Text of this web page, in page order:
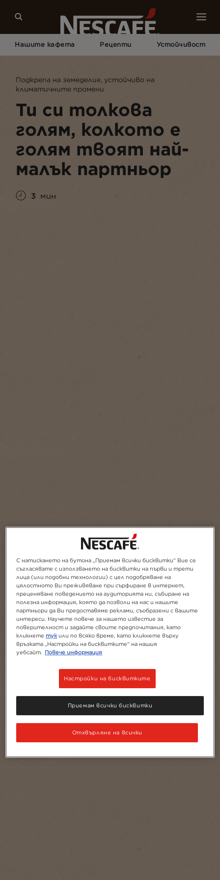
Нашите кафета Рецепти Устойчивост
Подкрепа На Земеделие, Устойчиво На
Климатичните Промени
Подкрепа на земеделие, устойчиво на
климатичните промени
Ти си толкова
голям, колкото е
голям твоят най-
малък партньор
3 мин
С натискането на бутона „Приемам всички бисквитки“ Вие се
съгласявате с използването на бисквитки на първи и трети
лица (или подобни технологии) с цел подобряване на
цялостното Ви преживяване при сърфиране в интернет,
преценяване поведението на аудиторията ни, събиране на
полезна информация, която да позволи на нас и нашите
партньори да Ви предоставяме реклами, съобразени с вашите
интереси. Научете повече за нашето известие за
поверителност и задайте своите предпочитания, като
кликнете тукили по всяко време, като кликнете върху
връзката „Настройки на бисквитките“ на нашия
уебсайт. Повече информация
Настройки на бисквитките
Отхвърляне на всички
Приемам всички бисквитки